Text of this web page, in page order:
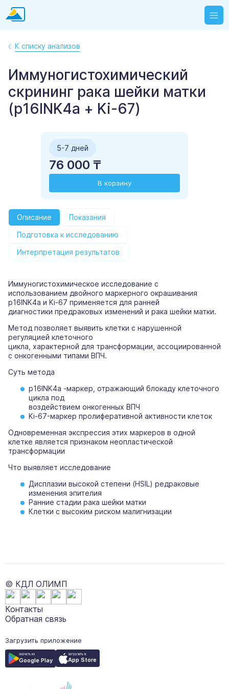
К списку анализов
Иммуногистохимический
скрининг рака шейки матки
(p16INK4a + Ki-67)
5-7 дней
76 000 ₸
В корзину
Описание
Показания
Подготовка к исследованию
Интерпретация результатов
Иммуногистохимическое исследование с
использованием двойного маркерного окрашивания
p16INK4a и Ki-67 применяется для ранней
диагностики предраковых изменений и рака шейки матки.
Метод позволяет выявить клетки с нарушенной
регуляцией клеточного
цикла, характерной для трансформации, ассоциированной
с онкогенными типами ВПЧ.
Суть метода
p16INK4a -маркер, отражающий блокаду клеточного
цикла под
воздействием онкогенных ВПЧ
Ki-67-маркер пролиферативной активности клеток
Одновременная экспрессия этих маркеров в одной
клетке является признаком неопластической
трансформации
Что выявляет исследование
Дисплазии высокой степени (HSIL) редраковые
изменения эпителия
Ранние стадии рака шейки матки
Клетки с высоким риском малигнизации
© КДЛ ОЛИМП
Контакты
Обратная связь
Загрузить приложение
скачать из
Google Play
загрузить в
App Store